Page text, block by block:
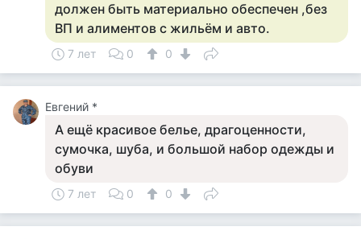
должен быть материально обеспечен ,без
ВП и алиментов с жильём и авто.
7 лет 0 0
Евгений *
А ещё красивое белье, драгоценности,
сумочка, шуба, и большой набор одежды и
обуви
7 лет 0 0